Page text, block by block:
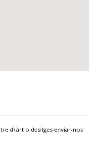
d\'art o desitges enviar-nos